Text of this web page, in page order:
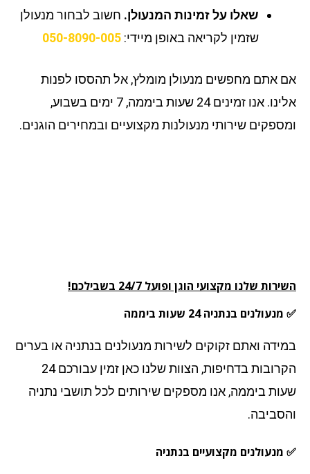
שאלו על זמינות המנעולן.חשוב לבחור מנעולן
שזמין לקריאה באופן מיידי:050-8090-005
אתם מחפשים מנעולן מומלץ, אל תהססו לפנות
אלינו. אנו זמינים 24 שעות ביממה, 7 ימים בשבוע,
שירותי מנעולנות מקצועיים ובמחירים הוגנים.
שלנו מקצועי הוגן ופועל 24/7 בשבילכם!
בנתניה 24 שעות ביממה
ואתם זקוקים לשירות מנעולנים בנתניה או בערים
הקרובות בדחיפות, הצוות שלנו כאן זמין עבורכם 24
ביממה, אנו מספקים שירותים לכל תושבי נתניה
מקצועיים בנתניה